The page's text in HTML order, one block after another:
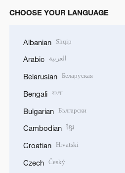
CHOOSE YOUR LANGUAGE
Albanian Shqip
Arabic العربية
Belarusian Беларуская
Bengali বাংলা
Bulgarian Български
Cambodian ខ្មែរ
Croatian Hrvatski
Czech Český